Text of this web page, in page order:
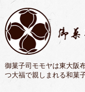
御菓子司モモヤは東大阪
つ大福で親しまれる和菓